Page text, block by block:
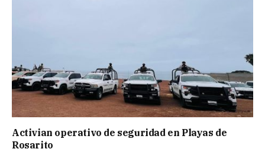
Activian operativo de seguridad en Playas de
Rosarito